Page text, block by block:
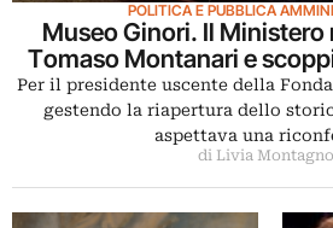
POLITICA E PUBBLICA
Museo Ginori. Il
Tomaso Montanari e
Per il presidente uscente della
gestendo la riapertura dello
aspettava una
di Livia